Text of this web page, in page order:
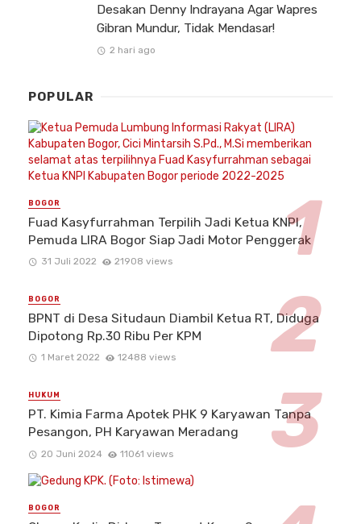
Desakan Denny Indrayana Agar Wapres
Gibran Mundur, Tidak Mendasar!
2 hari ago
POPULAR
BOGOR
Fuad Kasyfurrahman Terpilih Jadi Ketua KNPI,
Pemuda LIRA Bogor Siap Jadi Motor Penggerak
31 Juli 2022 21908 views
BOGOR
BPNT di Desa Situdaun Diambil Ketua RT, Diduga
Dipotong Rp.30 Ribu Per KPM
1 Maret 2022 12488 views
HUKUM
PT. Kimia Farma Apotek PHK 9 Karyawan Tanpa
Pesangon, PH Karyawan Meradang
20 Juni 2024 11061 views
BOGOR